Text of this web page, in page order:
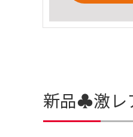
新品♣︎激レ